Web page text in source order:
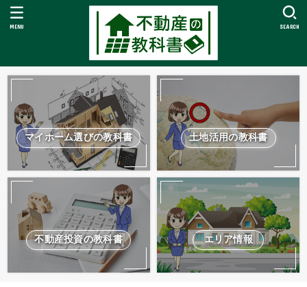
SEARCH
MENU
マイホーム選びの教科書 土地活用の教科書
不動産投資の教科書 エリア情報